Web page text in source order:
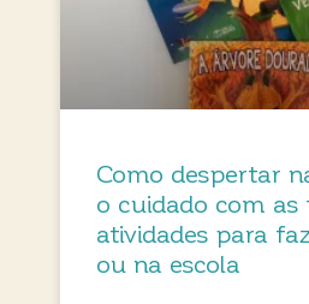
Como despertar
o cuidado com as
atividades para
ou na escola